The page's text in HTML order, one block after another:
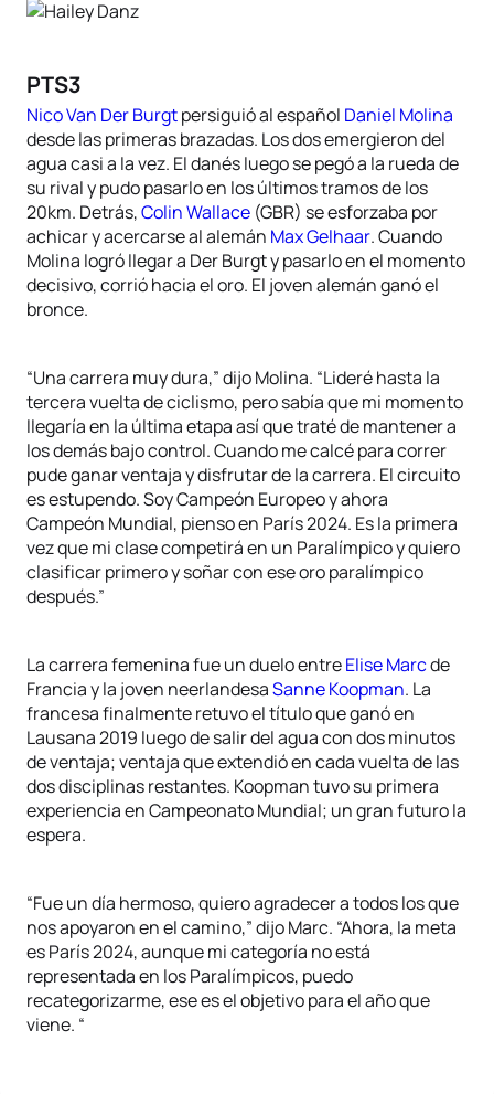
PTS3
Nico Van Der Burgtpersiguió al español Daniel Molina
desde las primeras brazadas. Los dos emergieron del
agua casi a la vez. El danés luego se pegó a la rueda de
su rival y pudo pasarlo en los últimos tramos de los
20km. Detrás,Colin Wallace (GBR) se esforzaba por
achicar y acercarse al alemán Max Gelhaar. Cuando
Molina logró llegar a Der Burgt y pasarlo en el momento
decisivo, corrió hacia el oro. El joven alemán ganó el
bronce.
“Una carrera muy dura,” dijo Molina. “Lideré hasta la
tercera vuelta de ciclismo, pero sabía que mi momento
llegaría en la última etapa así que traté de mantener a
los demás bajo control. Cuando me calcé para correr
pude ganar ventaja y disfrutar de la carrera. El circuito
es estupendo. Soy Campeón Europeo y ahora
Campeón Mundial, pienso en París 2024. Es la primera
vez que mi clase competirá en un Paralímpico y quiero
clasificar primero y soñar con ese oro paralímpico
después.”
La carrera femenina fue un duelo entreElise Marcde
Francia y la joven neerlandesaSanne Koopman. La
francesa finalmente retuvo el título que ganó en
Lausana 2019 luego de salir del agua con dos minutos
de ventaja; ventaja que extendió en cada vuelta de las
dos disciplinas restantes. Koopman tuvo su primera
experiencia en Campeonato Mundial; un gran futuro la
espera.
“Fue un día hermoso, quiero agradecer a todos los que
nos apoyaron en el camino,” dijo Marc. “Ahora, la meta
es París 2024, aunque mi categoría no está
representada en los Paralímpicos, puedo
recategorizarme, ese es el objetivo para el año que
viene. “